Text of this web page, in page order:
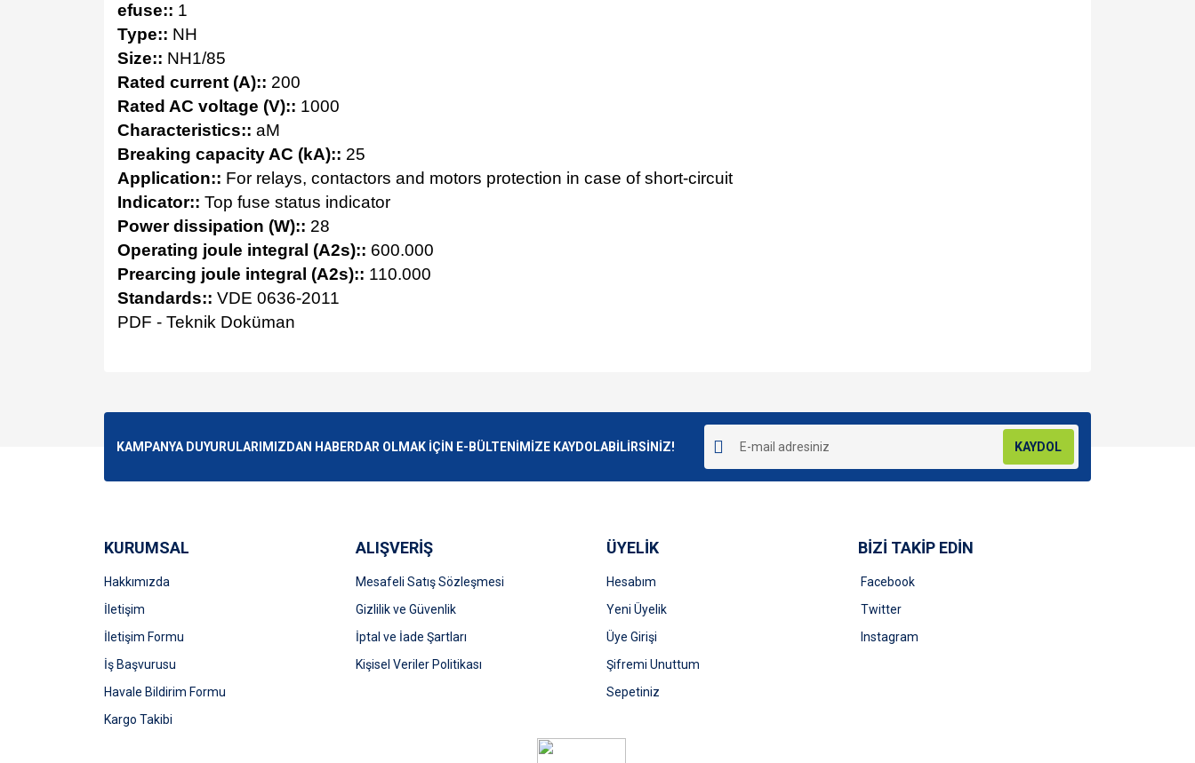
efuse:: 1
Type:: NH
Size:: NH1/85
Rated current (A):: 200
Rated AC voltage (V):: 1000
Characteristics:: aM
Breaking capacity AC (kA):: 25
Application:: For relays, contactors and motors protection in case of short-circuit
Indicator:: Top fuse status indicator
Power dissipation (W):: 28
Operating joule integral (A2s):: 600.000
Prearcing joule integral (A2s):: 110.000
Standards:: VDE 0636-2011
PDF - Teknik Doküman
Ürün resmi kalitesiz, bozuk veya görüntülenemiyor.
Bu ürüne benzer farklı alternatifler olmalı.
Gönder
KAMPANYA DUYURULARIMIZDAN HABERDAR OLMAK İÇİN E-BÜLTENİMİZE KAYDOLABİLİRSİNİZ! KAYDOL
KURUMSAL
Hakkımızda
İletişim
İletişim Formu
İş Başvurusu
Havale Bildirim Formu
Kargo Takibi
ALIŞVERİŞ
Mesafeli Satış Sözleşmesi
Gizlilik ve Güvenlik
İptal ve İade Şartları
Kişisel Veriler Politikası
ÜYELİK
Hesabım
Yeni Üyelik
Üye Girişi
Şifremi Unuttum
Sepetiniz
BİZİ TAKİP EDİN
Facebook
Twitter
Instagram